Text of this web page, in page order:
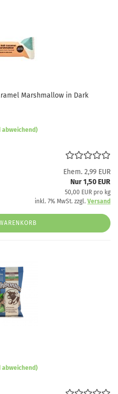
Marshmallow in Dark
abweichend)
Ehem. 2,99 EUR
Nur 1,50 EUR
50,00 EUR pro kg
inkl. 7% MwSt. zzgl. Versand
abweichend)